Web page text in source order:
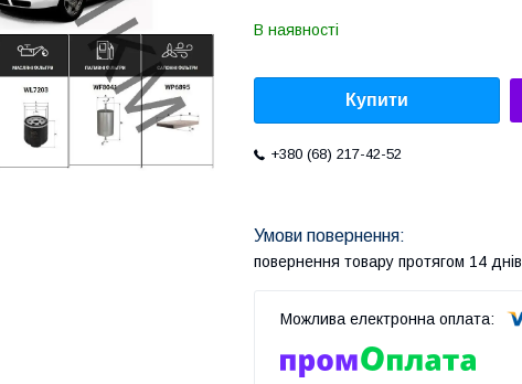
В наявності
Купити
+380 (68) 217-42-52
повернення товару протягом 14 днів